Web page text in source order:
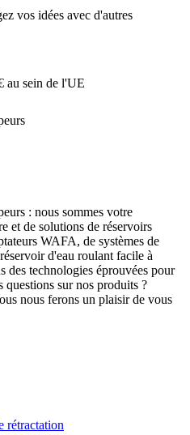
vos idées avec d'autres
au sein de l'UE
: nous sommes votre
et de solutions de réservoirs
WAFA, de systèmes de
d'eau roulant facile à
des technologies éprouvées pour
questions sur nos produits ?
nous ferons un plaisir de vous
rétractation